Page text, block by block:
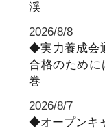
渓
2026/8/8
◆実力養成
合格のために
巻
2026/8/7
◆オープンキ